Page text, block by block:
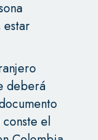
deberá
el